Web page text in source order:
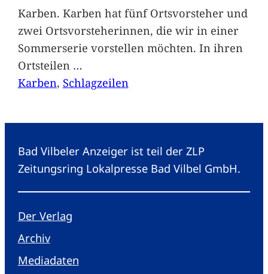
Karben. Karben hat fünf Ortsvorsteher und
zwei Ortsvorsteherinnen, die wir in einer
Sommerserie vorstellen möchten. In ihren
Ortsteilen …
Karben, Schlagzeilen
Bad Vilbeler Anzeiger ist teil der ZLP
Zeitungsring Lokalpresse Bad Vilbel GmbH.
Der Verlag
Archiv
Mediadaten